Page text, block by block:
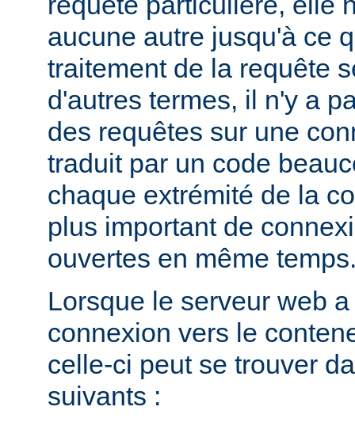
aucune autre jusqu'à ce
traitement de la requête
d'autres termes, il n'y a
des requêtes sur une
traduit par un code
chaque extrémité de la
plus important de
ouvertes en même
Lorsque le serveur web
connexion vers le
celle-ci peut se trouver
suivants :